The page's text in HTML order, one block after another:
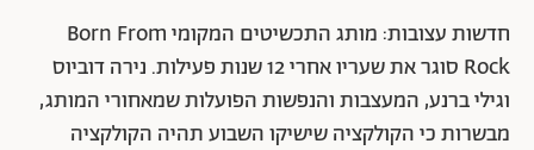
חדשות עצובות: מותג התכשיטים המקומי Born From
Rock סוגר את שעריו אחרי 12 שנות פעילות. נירה דוביוס
וגילי ברנע, המעצבות והנפשות הפועלות שמאחורי המותג,
מבשרות כי הקולקציה שישיקו השבוע תהיה הקולקציה